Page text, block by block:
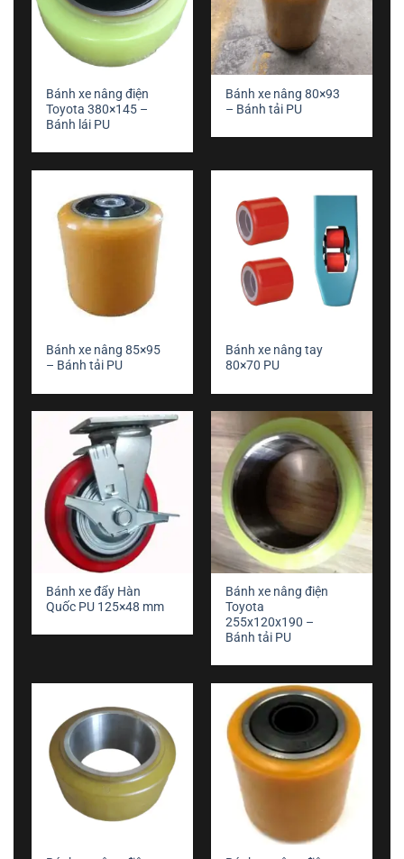
Bánh xe nâng điện
Toyota 380×145 –
Bánh lái PU
Bánh xe nâng 80×93
– Bánh tải PU
Bánh xe nâng 85×95
– Bánh tải PU
Bánh xe nâng tay
80×70 PU
Bánh xe đẩy Hàn
Quốc PU 125×48 mm
Bánh xe nâng điện
Toyota
255x120x190 –
Bánh tải PU